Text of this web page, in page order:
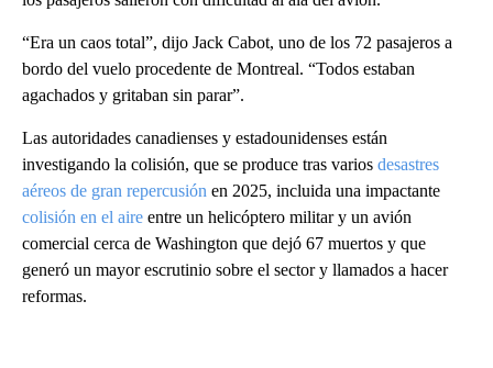
“Era un caos total”, dijo Jack Cabot, uno de los 72 pasajeros a
bordo del vuelo procedente de Montreal. “Todos estaban
agachados y gritaban sin parar”.
Las autoridades canadienses y estadounidenses están
investigando la colisión, que se produce tras varios desastres
aéreos de gran repercusión en 2025, incluida una impactante
colisión en el aire entre un helicóptero militar y un avión
comercial cerca de Washington que dejó 67 muertos y que
generó un mayor escrutinio sobre el sector y llamados a hacer
reformas.